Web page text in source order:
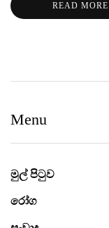
READ MORE
Menu
මුල් පිටුව
රෝග